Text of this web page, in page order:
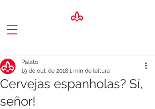
Cervejas espanholas? Sí,
señor!
Palato
19 de out. de 20181 min de leitura